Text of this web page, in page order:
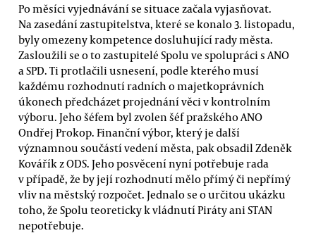
Po měsíci vyjednávání se situace začala vyjasňovat.
Na zasedání zastupitelstva, které se konalo 3. listopadu,
byly omezeny kompetence dosluhující rady města.
Zasloužili se o to zastupitelé Spolu ve spolupráci s ANO
a SPD. Ti protlačili usnesení, podle kterého musí
každému rozhodnutí radních o majetkoprávních
úkonech předcházet projednání věci v kontrolním
výboru. Jeho šéfem byl zvolen šéf pražského ANO
Ondřej Prokop. Finanční výbor, který je další
významnou součástí vedení města, pak obsadil Zdeněk
Kovářík z ODS. Jeho posvěcení nyní potřebuje rada
v případě, že by její rozhodnutí mělo přímý či nepřímý
vliv na městský rozpočet. Jednalo se o určitou ukázku
toho, že Spolu teoreticky k vládnutí Piráty ani STAN
nepotřebuje.